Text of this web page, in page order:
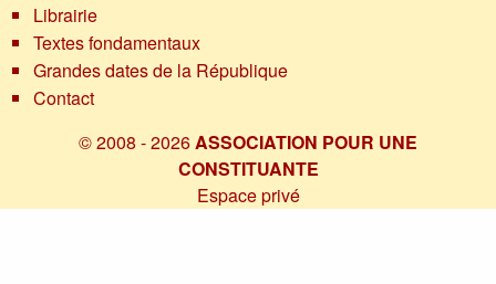
Librairie
Textes fondamentaux
Grandes dates de la République
Contact
© 2008 - 2026 ASSOCIATION POUR UNE
CONSTITUANTE
Espace privé